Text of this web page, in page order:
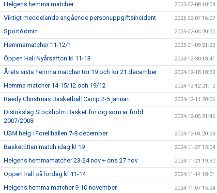
Helgens hemma matcher 2025-02-08 10:04
Viktigt meddelande angående personuppgiftsincident 2025-02-07 16:07
SportAdmin 2025-02-05 20:30
Hemmamatcher 11-12/1 2025-01-09 21:23
Öppen Hall Nyårsafton kl 11-13 2024-12-30 18:41
Årets sista hemma matcher tor 19 och lör 21 december 2024-12-18 18:39
Hemma matcher 14-15/12 och 19/12 2024-12-12 21:12
Raedy Christmas Basketball Camp 2-5 januari 2024-12-11 20:06
Distrikslag Stockholm Basket för dig som är född
2007/2008
2024-12-05 21:46
USM helg i Forellhallen 7-8 december 2024-12-04 20:28
BasketEttan match idag kl 19 2024-11-27 15:04
Helgens hemmamatcher 23-24 nov + ons 27 nov 2024-11-21 19:30
Öppen hall på lördag kl 11-14 2024-11-14 18:01
Helgens hemma matcher 9-10 november 2024-11-07 15:24